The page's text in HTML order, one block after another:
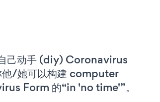
己动手 (diy) Coronavirus
他/她可以构建 computer
Form 的“in 'no time'”。